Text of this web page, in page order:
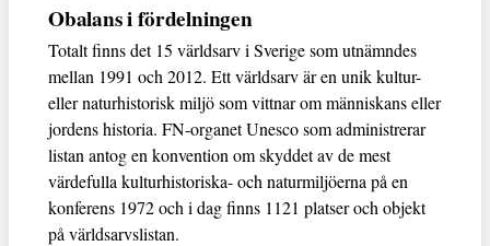
Obalans i fördelningen
Totalt finns det 15 världsarv i Sverige som utnämndes
mellan 1991 och 2012. Ett världsarv är en unik kultur-
eller naturhistorisk miljö som vittnar om människans eller
jordens historia. FN-organet Unesco som administrerar
listan antog en konvention om skyddet av de mest
värdefulla kulturhistoriska- och naturmiljöerna på en
konferens 1972 och i dag finns 1121 platser och objekt
på världsarvslistan.